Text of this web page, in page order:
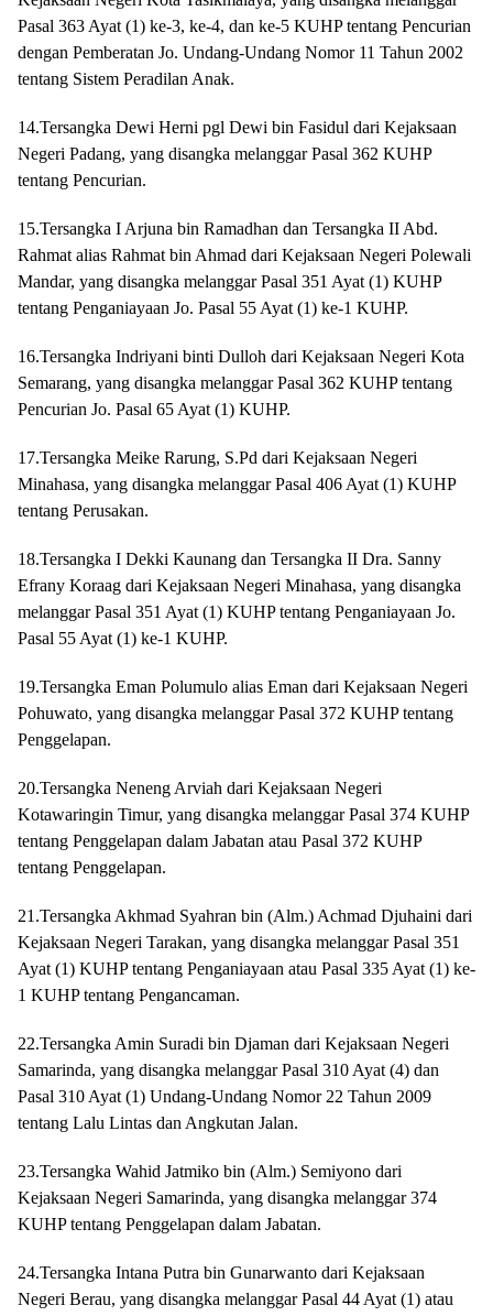
Pasal 363 Ayat (1) ke-3, ke-4, dan ke-5 KUHP tentang Pencurian
dengan Pemberatan Jo. Undang-Undang Nomor 11 Tahun 2002
tentang Sistem Peradilan Anak.
14.Tersangka Dewi Herni pgl Dewi bin Fasidul dari Kejaksaan
Negeri Padang, yang disangka melanggar Pasal 362 KUHP
tentang Pencurian.
15.Tersangka I Arjuna bin Ramadhan dan Tersangka II Abd.
Rahmat alias Rahmat bin Ahmad dari Kejaksaan Negeri Polewali
Mandar, yang disangka melanggar Pasal 351 Ayat (1) KUHP
tentang Penganiayaan Jo. Pasal 55 Ayat (1) ke-1 KUHP.
16.Tersangka Indriyani binti Dulloh dari Kejaksaan Negeri Kota
Semarang, yang disangka melanggar Pasal 362 KUHP tentang
Pencurian Jo. Pasal 65 Ayat (1) KUHP.
17.Tersangka Meike Rarung, S.Pd dari Kejaksaan Negeri
Minahasa, yang disangka melanggar Pasal 406 Ayat (1) KUHP
tentang Perusakan.
18.Tersangka I Dekki Kaunang dan Tersangka II Dra. Sanny
Efrany Koraag dari Kejaksaan Negeri Minahasa, yang disangka
melanggar Pasal 351 Ayat (1) KUHP tentang Penganiayaan Jo.
Pasal 55 Ayat (1) ke-1 KUHP.
19.Tersangka Eman Polumulo alias Eman dari Kejaksaan Negeri
Pohuwato, yang disangka melanggar Pasal 372 KUHP tentang
Penggelapan.
20.Tersangka Neneng Arviah dari Kejaksaan Negeri
Kotawaringin Timur, yang disangka melanggar Pasal 374 KUHP
tentang Penggelapan dalam Jabatan atau Pasal 372 KUHP
tentang Penggelapan.
21.Tersangka Akhmad Syahran bin (Alm.) Achmad Djuhaini dari
Kejaksaan Negeri Tarakan, yang disangka melanggar Pasal 351
Ayat (1) KUHP tentang Penganiayaan atau Pasal 335 Ayat (1) ke-
1 KUHP tentang Pengancaman.
22.Tersangka Amin Suradi bin Djaman dari Kejaksaan Negeri
Samarinda, yang disangka melanggar Pasal 310 Ayat (4) dan
Pasal 310 Ayat (1) Undang-Undang Nomor 22 Tahun 2009
tentang Lalu Lintas dan Angkutan Jalan.
23.Tersangka Wahid Jatmiko bin (Alm.) Semiyono dari
Kejaksaan Negeri Samarinda, yang disangka melanggar 374
KUHP tentang Penggelapan dalam Jabatan.
24.Tersangka Intana Putra bin Gunarwanto dari Kejaksaan
Negeri Berau, yang disangka melanggar Pasal 44 Ayat (1) atau